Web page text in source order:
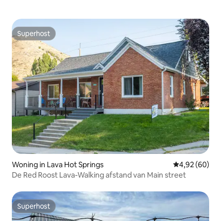
Superhost
Superhost
Woning in Lava Hot Springs Gemiddelde
4,92 (60)
De Red Roost Lava-Walking afstand van Main street
Superhost
Superhost